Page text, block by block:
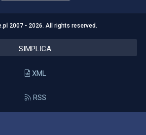
2007 - 2026. All rights reserved.
SIMPLICA
XML
RSS